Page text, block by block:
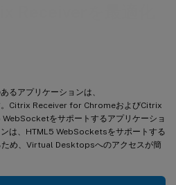
るアプリケーションは、
Citrix Receiver for ChromeおよびCitrix
をサポートするアプリケーショ
は、HTML5 WebSocketsをサポートする
ため、Virtual Desktopsへのアクセスが簡